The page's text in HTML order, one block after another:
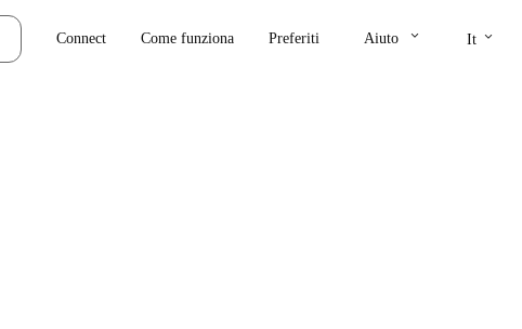
Connect Come funziona Preferiti Aiuto keyboard_arrow_down It keyboard_arrow_down